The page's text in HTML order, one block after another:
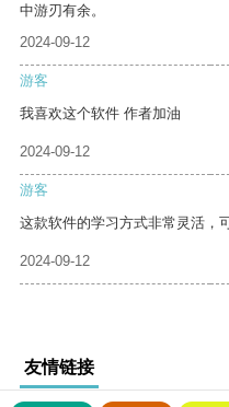
中游刃有余。
2024-09-12
游客
我喜欢这个软件 作者加油
2024-09-12
游客
这款软件的学习方式非常灵活，
2024-09-12
友情链接